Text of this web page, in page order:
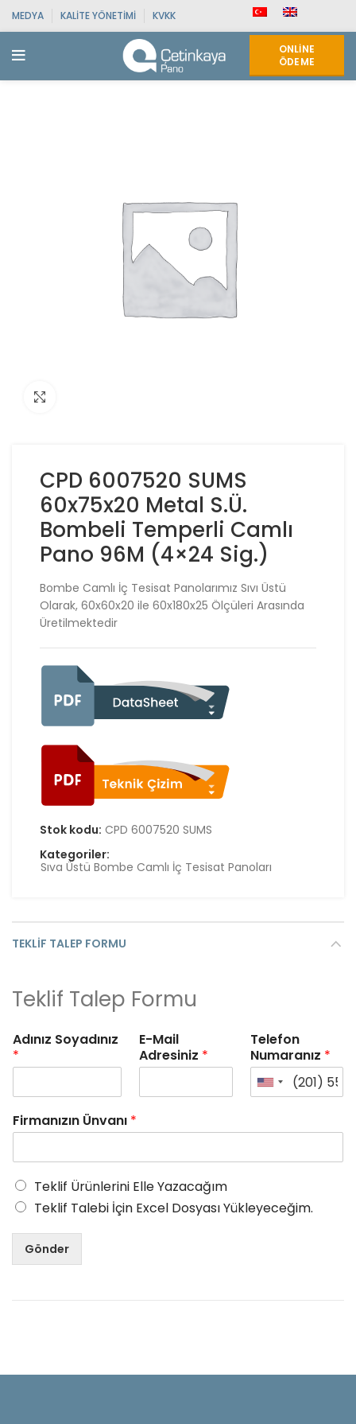
MEDYA KALITE YÖNETIMI KVKK
ONLINE
ÖDEME
CPD 6007520 SUMS
60x75x20 Metal S.Ü.
Bombeli Temperli Camlı
Pano 96M (4×24 Sig.)
Bombe Camlı İç Tesisat Panolarımız Sıvı Üstü
Olarak, 60x60x20 ile 60x180x25 Ölçüleri Arasında
Üretilmektedir
Stok kodu: CPD 6007520 SUMS
Kategoriler:
Sıva Üstü Bombe Camlı İç Tesisat Panoları
TEKLIF TALEP FORMU
Teklif Talep Formu
Adınız Soyadınız
*
E-Mail
Adresiniz *
Telefon
Numaranız *
Firmanızın Ünvanı *
Teklif Ürünlerini Elle Yazacağım
Teklif Talebi İçin Excel Dosyası Yükleyeceğim.
Gönder